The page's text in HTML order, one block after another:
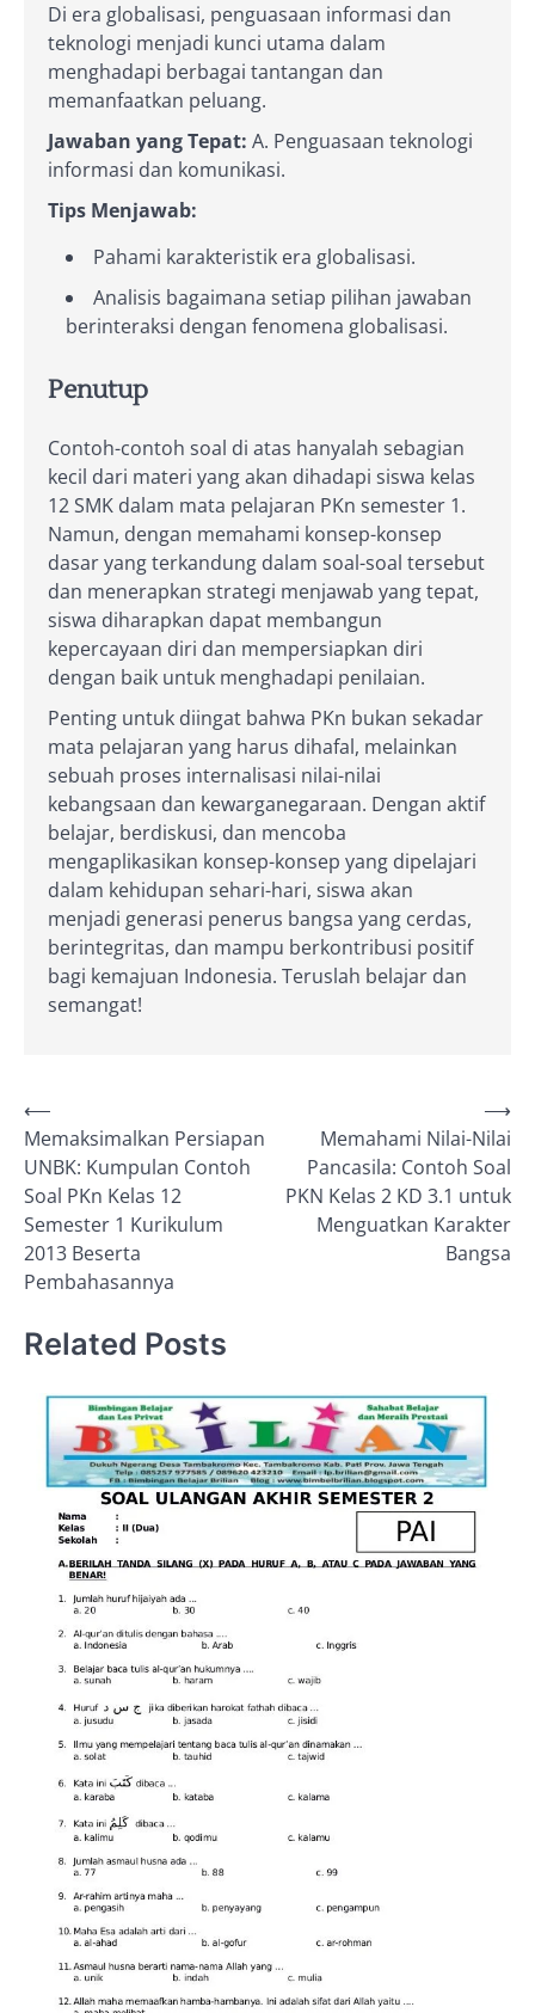
Di era globalisasi, penguasaan informasi dan
teknologi menjadi kunci utama dalam
menghadapi berbagai tantangan dan
memanfaatkan peluang.
Jawaban yang Tepat: A. Penguasaan teknologi
informasi dan komunikasi.
Tips Menjawab:
Pahami karakteristik era globalisasi.
Analisis bagaimana setiap pilihan jawaban
berinteraksi dengan fenomena globalisasi.
Penutup
Contoh-contoh soal di atas hanyalah sebagian
kecil dari materi yang akan dihadapi siswa kelas
12 SMK dalam mata pelajaran PKn semester 1.
Namun, dengan memahami konsep-konsep
dasar yang terkandung dalam soal-soal tersebut
dan menerapkan strategi menjawab yang tepat,
siswa diharapkan dapat membangun
kepercayaan diri dan mempersiapkan diri
dengan baik untuk menghadapi penilaian.
Penting untuk diingat bahwa PKn bukan sekadar
mata pelajaran yang harus dihafal, melainkan
sebuah proses internalisasi nilai-nilai
kebangsaan dan kewarganegaraan. Dengan aktif
belajar, berdiskusi, dan mencoba
mengaplikasikan konsep-konsep yang dipelajari
dalam kehidupan sehari-hari, siswa akan
menjadi generasi penerus bangsa yang cerdas,
berintegritas, dan mampu berkontribusi positif
bagi kemajuan Indonesia. Teruslah belajar dan
semangat!
Post
navigation
⟵
Memaksimalkan Persiapan
UNBK: Kumpulan Contoh
Soal PKn Kelas 12
Semester 1 Kurikulum
2013 Beserta
Pembahasannya
Memahami Nilai-Nilai
Pancasila: Contoh Soal
PKN Kelas 2 KD 3.1 untuk
Menguatkan Karakter
Bangsa
⟶
Related Posts